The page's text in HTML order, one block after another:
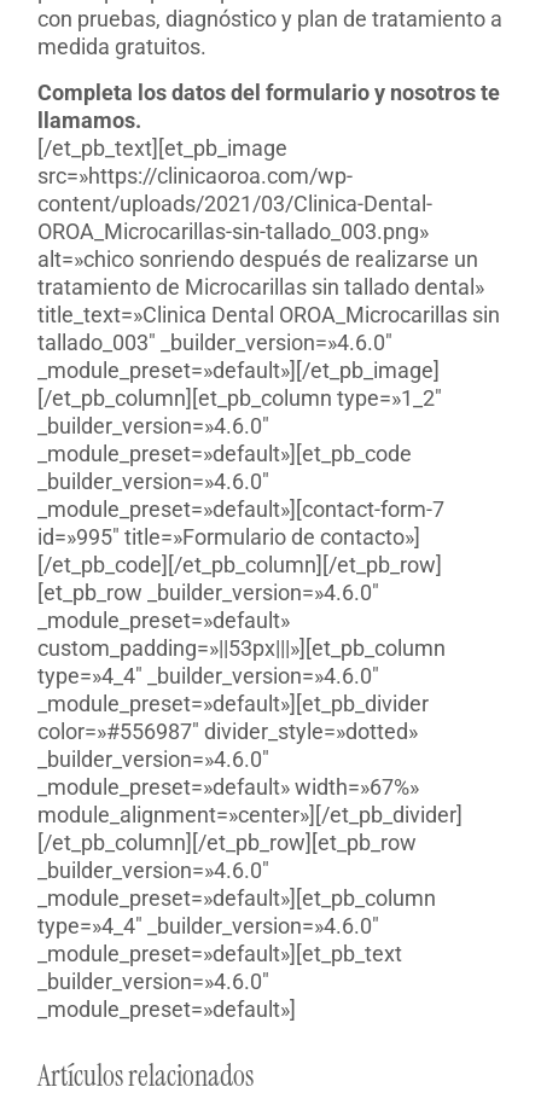
con pruebas, diagnóstico y plan de tratamiento a
medida gratuitos.
Completa los datos del formulario y nosotros te
llamamos.
[/et_pb_text][et_pb_image
src=»https://clinicaoroa.com/wp-
content/uploads/2021/03/Clinica-Dental-
OROA_Microcarillas-sin-tallado_003.png»
alt=»chico sonriendo después de realizarse un
tratamiento de Microcarillas sin tallado dental»
title_text=»Clinica Dental OROA_Microcarillas sin
tallado_003″ _builder_version=»4.6.0″
_module_preset=»default»][/et_pb_image]
[/et_pb_column][et_pb_column type=»1_2″
_builder_version=»4.6.0″
_module_preset=»default»][et_pb_code
_builder_version=»4.6.0″
_module_preset=»default»][contact-form-7
id=»995″ title=»Formulario de contacto»]
[/et_pb_code][/et_pb_column][/et_pb_row]
[et_pb_row _builder_version=»4.6.0″
_module_preset=»default»
custom_padding=»||53px|||»][et_pb_column
type=»4_4″ _builder_version=»4.6.0″
_module_preset=»default»][et_pb_divider
color=»#556987″ divider_style=»dotted»
_builder_version=»4.6.0″
_module_preset=»default» width=»67%»
module_alignment=»center»][/et_pb_divider]
[/et_pb_column][/et_pb_row][et_pb_row
_builder_version=»4.6.0″
_module_preset=»default»][et_pb_column
type=»4_4″ _builder_version=»4.6.0″
_module_preset=»default»][et_pb_text
_builder_version=»4.6.0″
_module_preset=»default»]
Artículos relacionados